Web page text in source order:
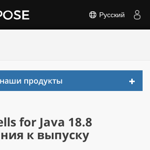
Русский
продукты
for Java 18.8
к выпуску